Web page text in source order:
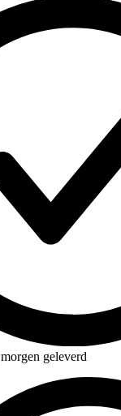
morgen geleverd